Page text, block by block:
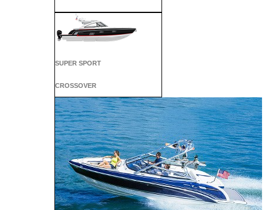
SUPER SPORT
CROSSOVER
ALL SPORT
CROSSOVER